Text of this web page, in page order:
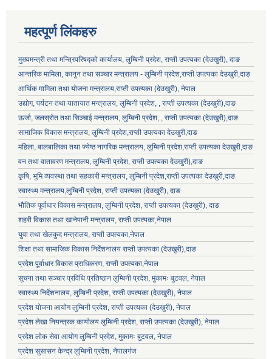
महत्पूर्ण लिंकहरु
मुख्यमन्त्री तथा मन्त्रिपरिषद्को कार्यालय, लुम्बिनी प्रदेश, राप्ती उपत्यका (देउखुरी), दाङ
आन्तरिक मामिला, कानुन तथा सञ्चार मन्त्रालय - लुम्बिनी प्रदेश,राप्ती उपत्यका देउखुरी,दाङ
आर्थिक मामिला तथा योजना मन्त्रालय,राप्ती उपत्यका (देउखुरी), नेपाल
उद्योग, पर्यटन तथा यातायात मन्त्रालय, लुम्बिनी प्रदेश, , राप्ती उपत्यका (देउखुरी),दाङ
ऊर्जा, जलस्रोत तथा सिञ्चाई मन्त्रालय, लुम्बिनी प्रदेश, , राप्ती उपत्यका (देउखुरी),दाङ
सामाजिक विकास मन्‍‍त्रालय, लुम्बिनी प्रदेश,राप्ती उपत्यका देउखुरी,दाङ
महिला, बालबालिका तथा ज्येष्ठ नागरिक मन्त्रालय, लुम्बिनी प्रदेश,राप्ती उपत्यका देउखुरी,दाङ
वन तथा वातावरण मन्त्रालय, लुम्बिनी प्रदेश, राप्ती उपत्यका देउखुरी),दाङ
कृषि, भूमि व्यवस्था तथा सहकारी मन्त्रालय, लुम्बिनी प्रदेश,राप्ती उपत्यका देउखुरी,दाङ
स्वास्थ्य मन्त्रालय,लुम्बिनी प्रदेश, राप्ती उपत्यका (देउखुरी), दाङ
भौतिक पूर्वाधार विकास मन्त्रालय, लुम्बिनी प्रदेश, राप्ती उपत्यका (देउखुरी), दाङ
शहरी विकास तथा खानेपानी मन्त्रालय, राप्ती उपत्यका,नेपाल
युवा तथा खेलकुद मन्त्रालय, राप्ती उपत्यका,नेपाल
शिक्षा तथा सामाजिक विकास निर्देशनालय राप्ती उपत्यका (देउखुरी),दाङ
प्रदेश पूर्वाधार विकास प्राधिकरण, राप्ती उपत्यका,नेपाल
सूचना तथा सञ्चार प्रविधि प्रतिष्ठान लुम्बिनी प्रदेश, मुकामः बुटवल, नेपाल
स्वास्थ्य निर्देशनालय, लुम्बिनी प्रदेश, राप्ती उपत्यका (देउखुरी), नेपाल
प्रदेश योजना आयोग लुम्बिनी प्रदेश, राप्ती उपत्यका (देउखुरी), नेपाल
प्रदेश लेखा नियन्त्रक कार्यालय लुम्बिनी प्रदेश, राप्ती उपत्यका (देउखुरी), नेपाल
प्रदेश लोक सेवा आयोग लुम्बिनी प्रदेश, मुकामः बुटवल, नेपाल
प्रदेश सुसासन केन्द्र लुम्बिनी प्रदेश, नेपालगंज